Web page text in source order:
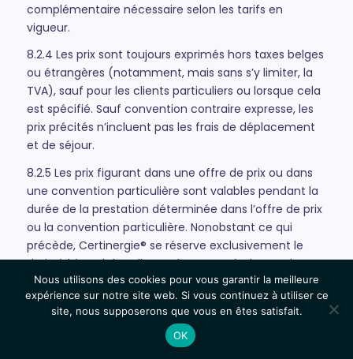
complémentaire nécessaire selon les tarifs en
vigueur.
8.2.4 Les prix sont toujours exprimés hors taxes belges
ou étrangères (notamment, mais sans s’y limiter, la
TVA), sauf pour les clients particuliers ou lorsque cela
est spécifié. Sauf convention contraire expresse, les
prix précités n’incluent pas les frais de déplacement
et de séjour.
8.2.5 Les prix figurant dans une offre de prix ou dans
une convention particulière sont valables pendant la
durée de la prestation déterminée dans l’offre de prix
ou la convention particulière. Nonobstant ce qui
précède, Certinergie® se réserve exclusivement le
droit, à l’égard des clients, de mettre à charge du
Client tous prélèvements ou taxes supplémentaires
qui grèveraient les prestations à fournir, introduits ou
imposés entre le jour de la conclusion de la
convention et le jour de la fourniture des prestations
Nous utilisons des cookies pour vous garantir la meilleure
expérience sur notre site web. Si vous continuez à utiliser ce
site, nous supposerons que vous en êtes satisfait.
OK